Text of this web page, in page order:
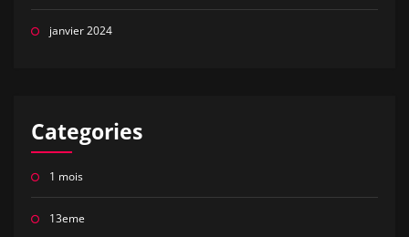
janvier 2024
Categories
1 mois
13eme